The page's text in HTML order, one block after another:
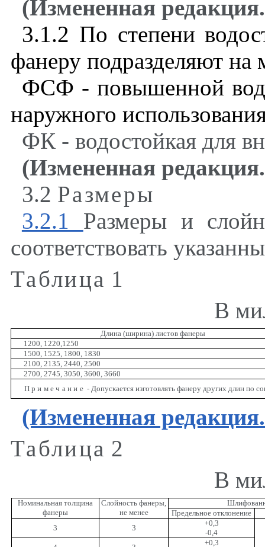
(Измененная
3.1.2 По степени
фанеру подразделяют на
ФСФ - повышенной
наружного
ФК - водостойкая для
(Измененная
3.2 Размеры
3.2.1 Размеры и
соответствовать
Таблица 1
В
Длина (ширина) листов фанеры
1200, 1220,1250
1500, 1525, 1800, 1830
2100, 2135, 2440, 2500
2700, 2745, 3050, 3600, 3660
Примечание - Допускается изготовлять фанеру других длин по
(Измененная
Таблица 2
В
Номинальная толщина
фанеры
Слойность фанеры,
не менее
Предельное отклонение
3
3
+0,3
-0,4
+0,3